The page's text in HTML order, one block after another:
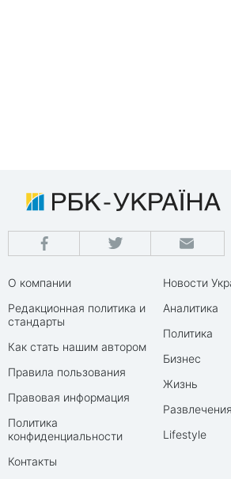
О компании
Редакционная политика и
стандарты
Как стать нашим автором
Правила пользования
Правовая информация
Политика
конфиденциальности
Контакты
Новости
Аналитика
Политика
Бизнес
Жизнь
Развлечения
Lifestyle